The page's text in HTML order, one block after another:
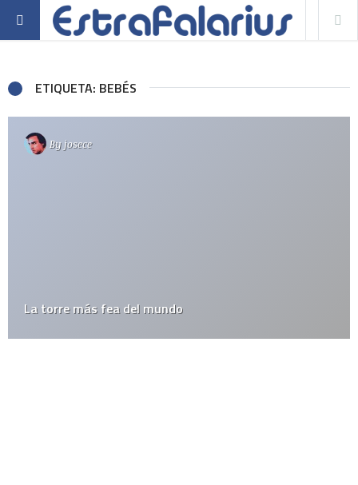
ETIQUETA: BEBÉS
By josece
La torre más fea del mundo